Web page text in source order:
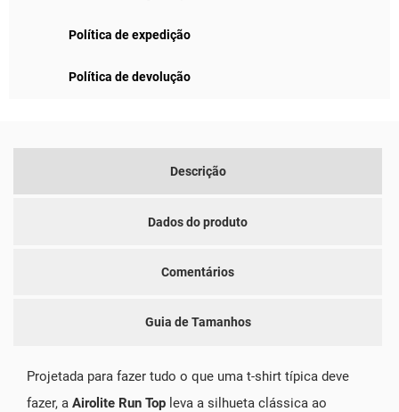
Política de expedição
Política de devolução
Descrição
Dados do produto
Comentários
Guia de Tamanhos
Projetada para fazer tudo o que uma t-shirt típica deve
fazer, a Airolite Run Top leva a silhueta clássica ao